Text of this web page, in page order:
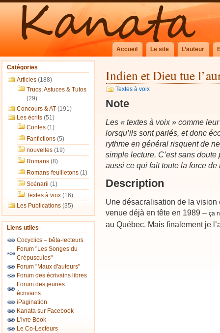
Accueil Le site L’auteur
Catégories
Articles (188)
Trucs, Astuces & Tutos
(29)
Concours & AT (191)
Les écrits (51)
Contes (1)
Fanfictions (5)
nouvelles (19)
Romans (8)
Romans-feuilletons (1)
Scénarii (1)
Textes à voix (16)
Les Publications (35)
Liens utiles
Cocyclics – bêta-lecteurs
Forum "Les Songes du
Crépuscules"
Forum "Maux d'auteurs"
Forum des écrivains libres
Forum des jeunes
écrivains
iPagination
Kanata sur Facebook
L'ivre Book
Le Co-Lecteurs
Indien et Dieu tue
Textes à voix
Note
Les « textes à voix » comme
lorsqu’ils sont parlés, et donc
rythme en général risquent de
simple lecture. C’est sans
aussi ce qui fait toute la force
Description
Une désacralisation de la vision
venue déjà en tête en 1989 –ça
au Québec. Mais finalement je